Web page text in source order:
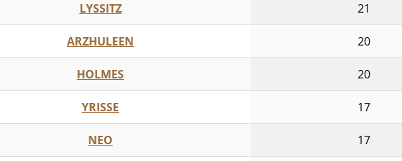
LYSSITZ 21
ARZHULEEN 20
HOLMES 20
YRISSE 17
NEO 17